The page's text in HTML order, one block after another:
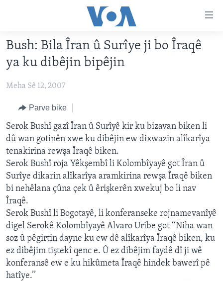
Yekser
here
naveroka
Yekser
serekî
Yekser
here
Lêgerînê
NÛÇE
VÎDYO GALERÎ
FOTO GALERÎ
RADYO
HEVPEYVÎN
HERÊMÊN KURDAN
AMERÎKA
TIRKÎYE
SÛRÎYE
ÎRAQ
ÎRAN
ROJHILATA NAVÎN
CÎHAN
ÇAND Û HUNER
SERNIVÎS
SORANÎ
Bush: Bila Îran û Surîye ji bo Îraqê
ya ku dibêjin bipêjin
Meha Sê 12, 2007
Parve bike
Serok Bushî gazî Îran û Surîyê kir ku bizavan biken li
dû wan gotinên xwe ku dibêjin ew dixwazin alîkarîya
tenakirina rewşa Îraqê biken.
Serok Bushî roja Yêkşembî li Kolombîyayê got Îran û
Surîye dikarin alîkarîya aramkirina rewşa Îraqê biken
bi nehêlana çûna çek û êrişkerên xwekuj bo li nav
Îraqê.
Serok Bushî li Bogotayê, li konferanseke rojnamevanîyê
digel Serokê Kolombîyayê Alvaro Uribe got ‘‘Niha wan
soz û pêgirtin dayne ku ew dê alîkarîya Îraqê biken, ku
ez dibêjim tiştekî qenc e. Û ez dibêjim faydê dî ji wê
konferansê ew e ku hikûmeta Îraqê hindek bawerî pê
hatîye.’’